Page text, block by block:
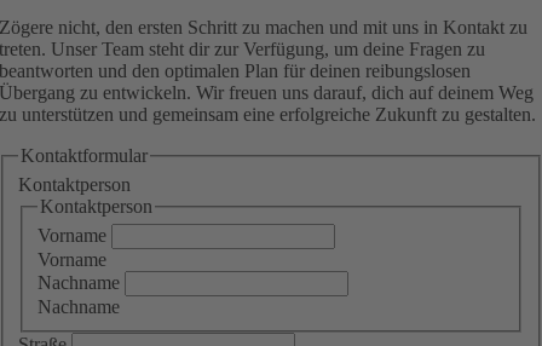
Zögere nicht, den ersten Schritt zu machen und mit uns in Kontakt zu
treten. Unser Team steht dir zur Verfügung, um deine Fragen zu
beantworten und den optimalen Plan für deinen reibungslosen
Übergang zu entwickeln. Wir freuen uns darauf, dich auf deinem Weg
zu unterstützen und gemeinsam eine erfolgreiche Zukunft zu gestalten.
Kontaktformular
Kontaktperson
Kontaktperson
Vorname
Vorname
Nachname
Nachname